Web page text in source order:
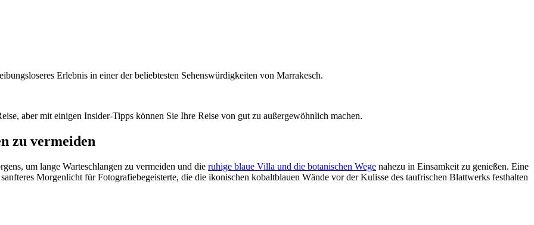
Erlebnis in einer der beliebtesten Sehenswürdigkeiten von Marrakesch.
aber mit einigen Insider-Tipps können Sie Ihre Reise von gut zu außergewöhnlich machen.
zu vermeiden
um lange Warteschlangen zu vermeiden und die ruhige blaue Villa und die botanischen Wege nahezu in Einsamkeit zu genießen. Eine
Morgenlicht für Fotografiebegeisterte, die die ikonischen kobaltblauen Wände vor der Kulisse des taufrischen Blattwerks festhalten